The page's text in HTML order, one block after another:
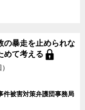
な事件ではなく、当時
われた警察による山梨
後から、メディアによ
そうして社会の中に醸
感は、オウムの教義や
な観点から解説するこ
としてマスメディアで
ムシンパとしてのレッ
の暴走を止められな
めて考える
件被害対策弁護団事務局